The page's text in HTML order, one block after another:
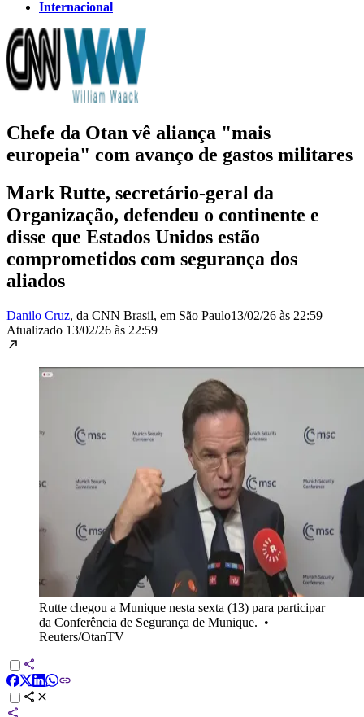
Internacional
Chefe da Otan vê aliança "mais
europeia" com avanço de gastos militares
Mark Rutte, secretário-geral da
Organização, defendeu o continente e
disse que Estados Unidos estão
comprometidos com segurança dos
aliados
Danilo Cruz, da CNN Brasil, em São Paulo13/02/26 às 22:59 |
Atualizado 13/02/26 às 22:59
Rutte chegou a Munique nesta sexta (13) para participar
da Conferência de Segurança de Munique. •
Reuters/OtanTV